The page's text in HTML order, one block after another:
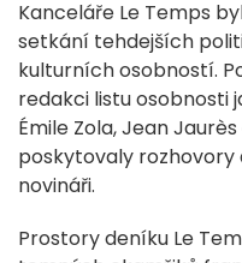
Kanceláře Le Temps
setkání tehdejších
kulturních osobností.
redakci listu osobnosti
Émile Zola, Jean
poskytovaly rozhovory
novináři.
Prostory deníku Le